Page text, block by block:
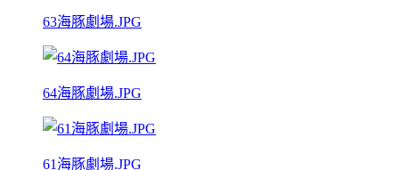
63海豚劇場.JPG
64海豚劇場.JPG
61海豚劇場.JPG